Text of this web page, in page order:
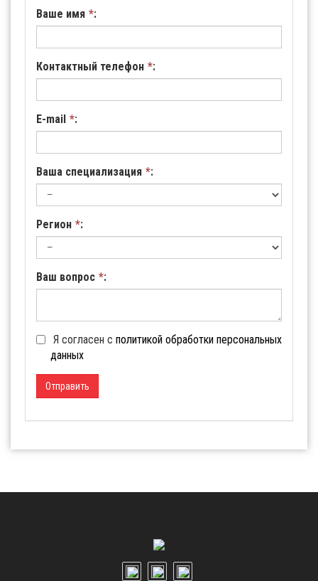
Ваше имя *:
Контактный телефон *:
E-mail *:
Ваша специализация *:
Регион *:
Ваш вопрос *:
Я согласен с политикой обработки персональных
данных
Отправить